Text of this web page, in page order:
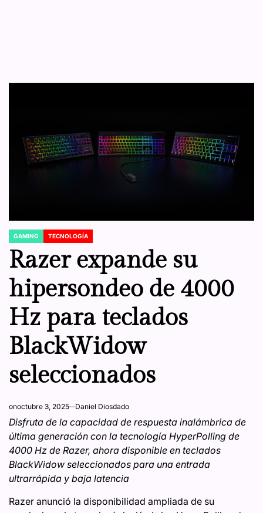
POSTED
IN
GAMING TECNOLOGÍA
Razer expande su
hipersondeo de 4000
Hz para teclados
BlackWidow
seleccionados
onoctubre 3, 2025 Daniel Diosdado
Disfruta de la capacidad de respuesta inalámbrica de
última generación con la tecnología HyperPolling de
4000 Hz de Razer, ahora disponible en teclados
BlackWidow seleccionados para una entrada
ultrarrápida y baja latencia
Razer anunció la disponibilidad ampliada de su